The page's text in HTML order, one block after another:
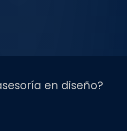
en diseño?